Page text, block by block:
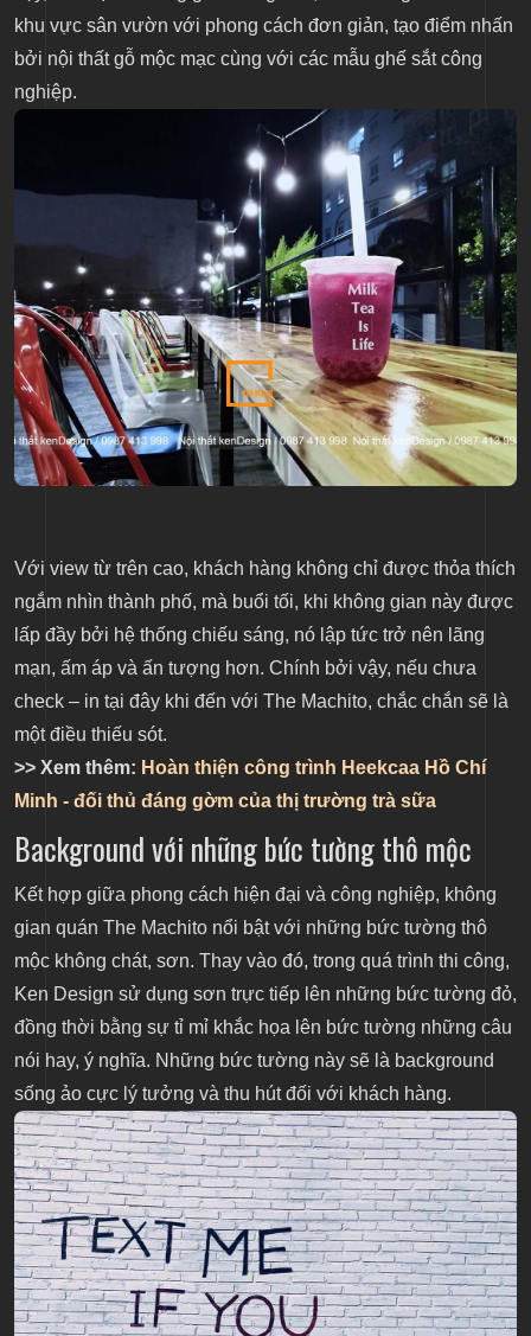
khu vực sân vườn với phong cách đơn giản, tạo điểm nhấn
bởi nội thất gỗ mộc mạc cùng với các mẫu ghế sắt công
nghiệp.
Với view từ trên cao, khách hàng không chỉ được thỏa thích
ngắm nhìn thành phố, mà buổi tối, khi không gian này được
lấp đầy bởi hệ thống chiếu sáng, nó lập tức trở nên lãng
mạn, ấm áp và ấn tượng hơn. Chính bởi vậy, nếu chưa
check – in tại đây khi đến với The Machito, chắc chắn sẽ là
một điều thiếu sót.
>> Xem thêm: Hoàn thiện công trình Heekcaa Hồ Chí
Minh - đối thủ đáng gờm của thị trường trà sữa
Background với những bức tường thô mộc
Kết hợp giữa phong cách hiện đại và công nghiệp, không
gian quán The Machito nổi bật với những bức tường thô
mộc không chát, sơn. Thay vào đó, trong quá trình thi công,
Ken Design sử dụng sơn trực tiếp lên những bức tường đỏ,
đồng thời bằng sự tỉ mỉ khắc họa lên bức tường những câu
nói hay, ý nghĩa. Những bức tường này sẽ là background
sống ảo cực lý tưởng và thu hút đối với khách hàng.